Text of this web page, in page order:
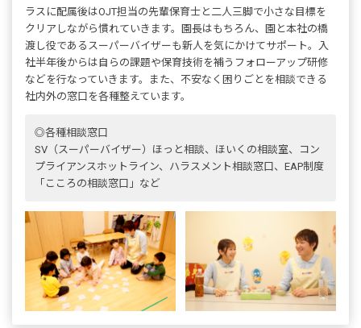
ラスに配属後はOJT担当の先輩保育士と二人三脚で小さな目標を
クリアしながら慣れていきます。園長はもちろん、園と本社の橋
渡し役であるスーパーバイザーも新人を気にかけてサポート。入
社半年後からは自らの課題や保育技術を補うフォローアップ研修
などを行なっていきます。また、不安なく困りごとを相談できる
社内外の窓口を各種整えています。
◎各種相談窓口
SV（スーパーバイザー）ほっと相談、ほいくの相談室、コン
プライアンスホットライン、ハラスメント相談窓口、EAP制度
「こころの相談窓口」など